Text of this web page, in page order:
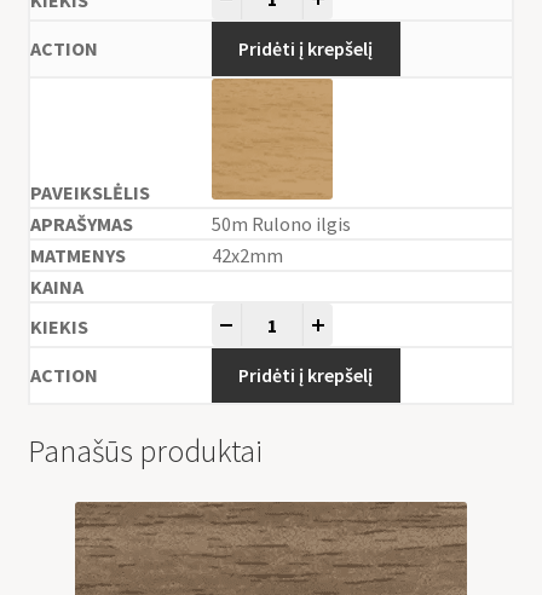
Pridėti į krepšelį
50m Rulono ilgis
42x2mm
Pridėti į krepšelį
Panašūs produktai